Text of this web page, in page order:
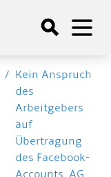
/ Kein Anspruch
des
Arbeitgebers
auf
Übertragung
des Facebook-
Accounts, AG